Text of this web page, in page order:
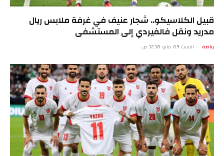
قبيل الكلاسيكو.. شجار عنيف في غرفة ملابس ريال
مدريد ونقل فالفيردي إلى المستشفى
رياضة السبت 09 مايو 12:18 ص